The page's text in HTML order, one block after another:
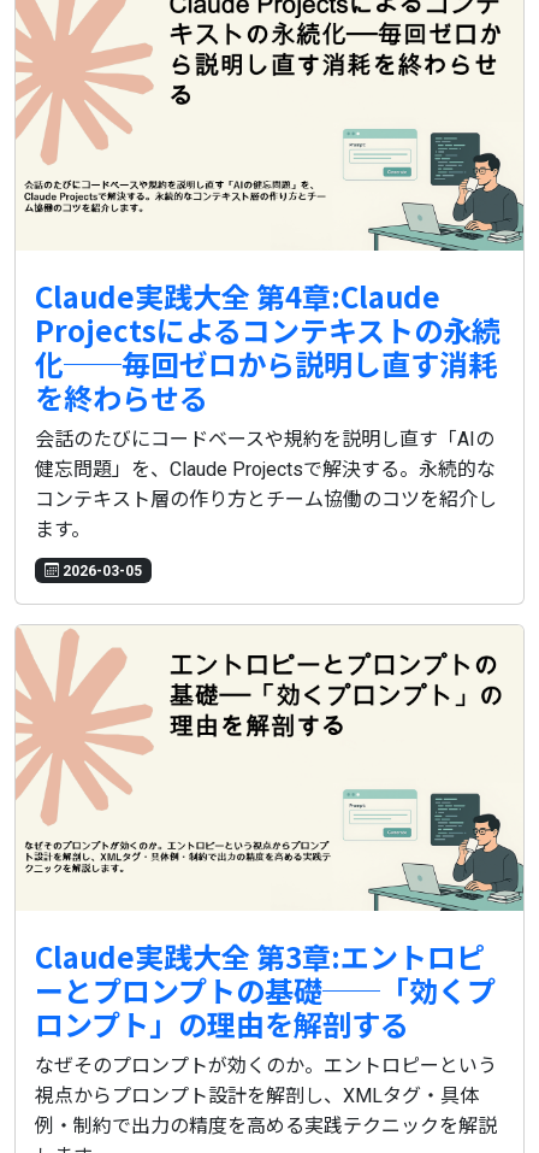
Claude実践大全 第4章:Claude
Projectsによるコンテキストの永続
化──毎回ゼロから説明し直す消耗
を終わらせる
会話のたびにコードベースや規約を説明し直す「AIの
健忘問題」を、Claude Projectsで解決する。永続的な
コンテキスト層の作り方とチーム協働のコツを紹介し
ます。
2026-03-05
Claude実践大全 第3章:エントロピ
ーとプロンプトの基礎──「効くプ
ロンプト」の理由を解剖する
なぜそのプロンプトが効くのか。エントロピーという
視点からプロンプト設計を解剖し、XMLタグ・具体
例・制約で出力の精度を高める実践テクニックを解説